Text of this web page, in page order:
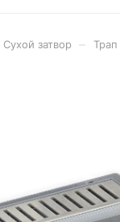
Сухой затвор